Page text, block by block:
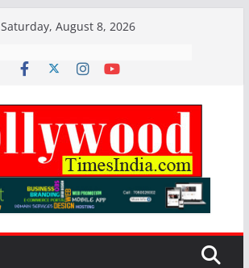
Saturday, August 8, 2026